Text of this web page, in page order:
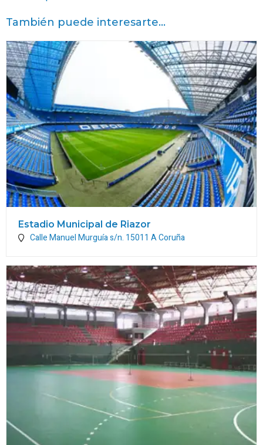
También puede interesarte...
Estadio Municipal de Riazor
Calle Manuel Murguía s/n. 15011 A Coruña